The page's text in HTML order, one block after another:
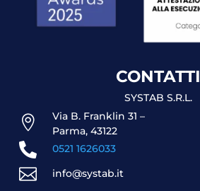
CONTATTI
SYSTAB S.R.L.

Via B. Franklin 31 –
Parma, 43122
 0521 1626033
 info@systab.it